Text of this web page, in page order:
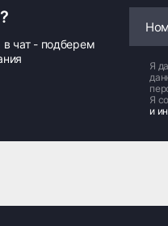
в чат - подберем
Я
Я
и